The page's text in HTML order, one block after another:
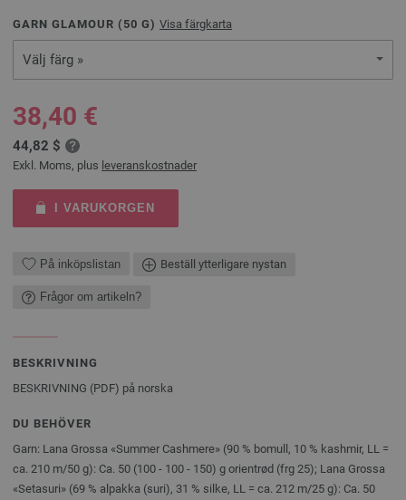
GARN GLAMOUR ( 50 G) Visa färgkarta
Välj färg »
38,40 €
44,82 $
Exkl. Moms, plus leveranskostnader
I VARUKORGEN
På inköpslistan Beställ ytterligare nystan
Frågor om artikeln?
BESKRIVNING
BESKRIVNING (PDF) på norska
DU BEHÖVER
Garn: Lana Grossa «Summer Cashmere» (90 % bomull, 10 % kashmir, LL =
ca. 210 m/50 g): Ca. 50 (100 - 100 - 150) g orientrød (frg 25); Lana Grossa
«Setasuri» (69 % alpakka (suri), 31 % silke, LL = ca. 212 m/25 g): Ca. 50